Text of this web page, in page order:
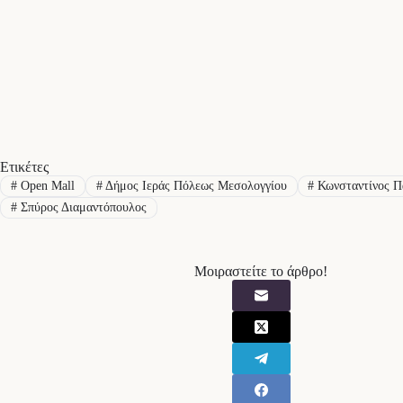
Ετικέτες
#Open Mall #Δήμος Ιεράς Πόλεως Μεσολογγίου # Κωνσταντίνος
#Σπύρος Διαμαντόπουλος
Μοιραστείτε το άρθρο!